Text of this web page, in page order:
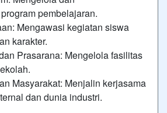
pembelajaran.
Mengawasi kegiatan siswa
karakter.
Prasarana: Mengelola fasilitas
Masyarakat: Menjalin kerjasama
dan dunia industri.